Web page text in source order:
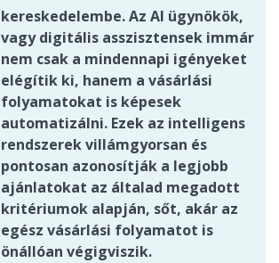
kereskedelembe. Az AI ügynökök,
vagy digitális asszisztensek immár
nem csak a mindennapi igényeket
elégítik ki, hanem a vásárlási
folyamatokat is képesek
automatizálni. Ezek az intelligens
rendszerek villámgyorsan és
pontosan azonosítják a legjobb
ajánlatokat az általad megadott
kritériumok alapján, sőt, akár az
egész vásárlási folyamatot is
önállóan végigviszik.